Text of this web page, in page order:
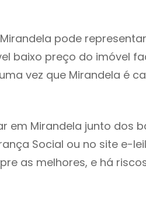
pode
baixo preço do imóvel
vez que Mirandela é
em Mirandela junto dos
Social ou no site e-
as melhores, e há